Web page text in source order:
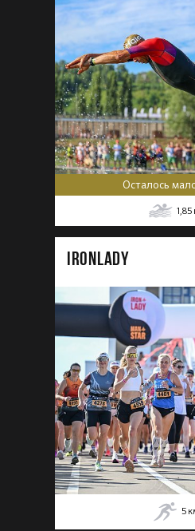
Осталось
1,85
IRONLADY
5